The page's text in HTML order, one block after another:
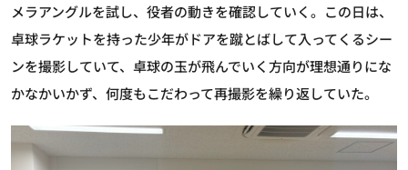
メラアングルを試し、役者の動きを確認していく。この日は、
卓球ラケットを持った少年がドアを蹴とばして入ってくるシー
ンを撮影していて、卓球の玉が飛んでいく方向が理想通りにな
かなかいかず、何度もこだわって再撮影を繰り返していた。